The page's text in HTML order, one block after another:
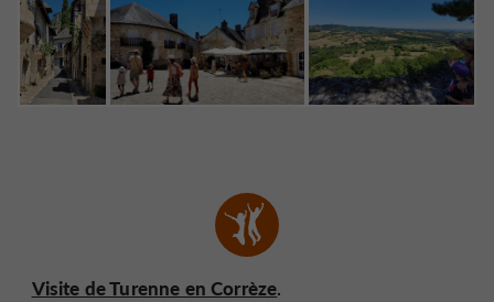
Visite de Turenne en Corrèze.